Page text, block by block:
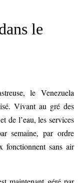
le
le Venezuela
Vivant au gré des
de l’eau, les services
semaine, par ordre
fonctionnent sans air